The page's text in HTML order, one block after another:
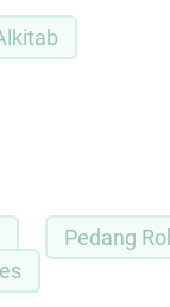
Pedang